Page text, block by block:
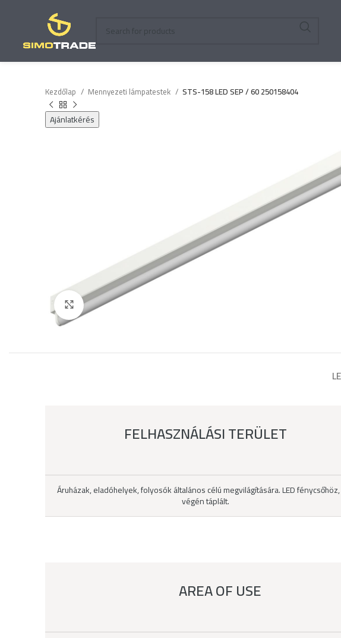
Kezdőlap Mennyezeti lámpatestek STS-158 LED SEP / 60 250158404
Ajánlatkérés
Click to enlarge
FELHASZNÁLÁSI TERÜLET
Áruházak, eladóhelyek, folyosók általános célú megvilágítására. LED
végén táplált.
AREA OF USE